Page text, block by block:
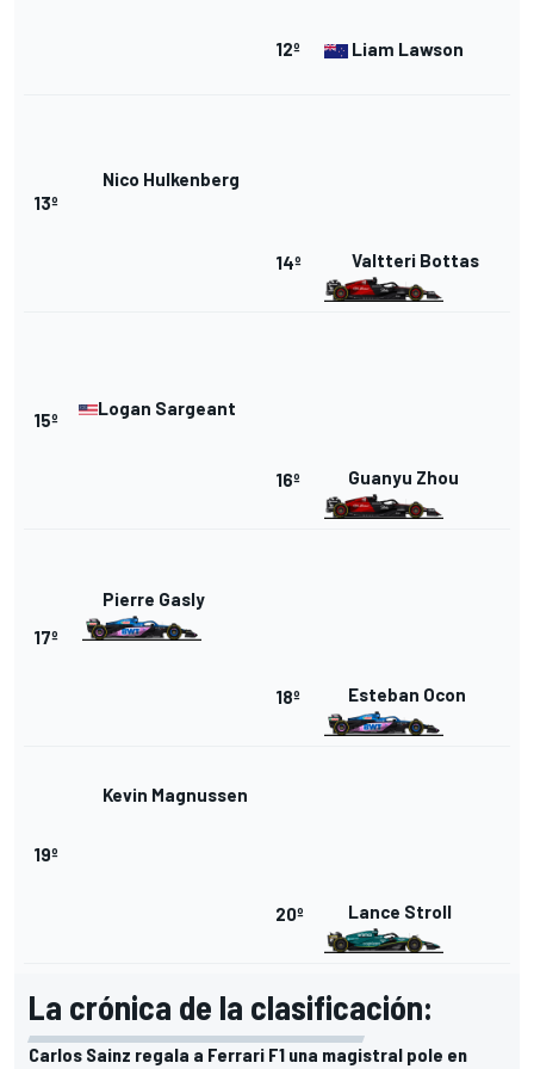
12º Liam Lawson
13º
Nico Hulkenberg
14º Valtteri Bottas
15º
Logan Sargeant
16º Guanyu Zhou
17º
Pierre Gasly
18º Esteban Ocon
19º
Kevin Magnussen
20º Lance Stroll
La crónica de la clasificación:
Carlos Sainz regala a Ferrari F1 una magistral pole en